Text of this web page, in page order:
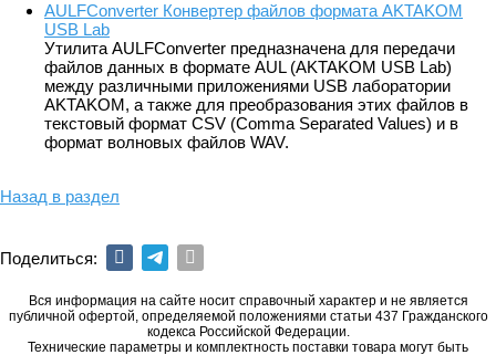
AULFConverter Конвертер файлов формата AKTAKOM
USB Lab
Утилита AULFConverter предназначена для передачи
файлов данных в формате AUL (AKTAKOM USB Lab)
между различными приложениями USB лаборатории
AKTAKOM, а также для преобразования этих файлов в
текстовый формат CSV (Comma Separated Values) и в
формат волновых файлов WAV.
Назад в раздел
Поделиться:
Вся информация на сайте носит справочный характер и не является
публичной офертой, определяемой положениями статьи 437 Гражданского
кодекса Российской Федерации.
Технические параметры и комплектность поставки товара могут быть